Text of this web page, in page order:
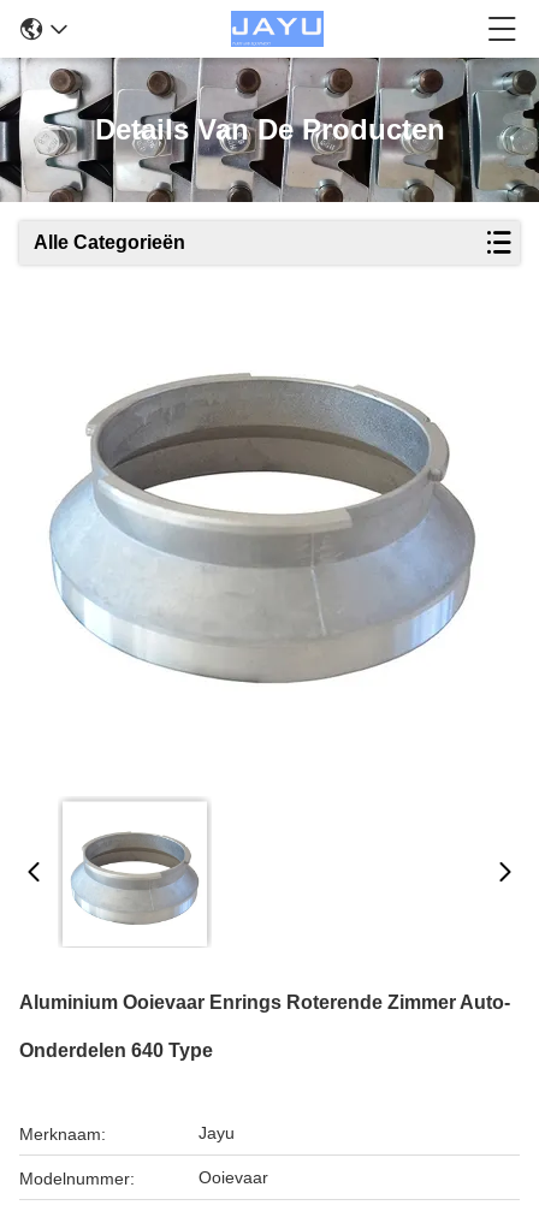
Details Van De Producten
Alle Categorieën
Aluminium Ooievaar Enrings Roterende Zimmer Auto-
Onderdelen 640 Type
Merknaam: Jayu
Modelnummer: Ooievaar